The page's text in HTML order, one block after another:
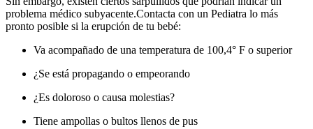
problema médico subyacente.Contacta con un Pediatra lo más
pronto posible si la erupción de tu bebé:
Va acompañado de una temperatura de 100,4° F o superior
¿Se está propagando o empeorando
¿Es doloroso o causa molestias?
Tiene ampollas o bultos llenos de pus